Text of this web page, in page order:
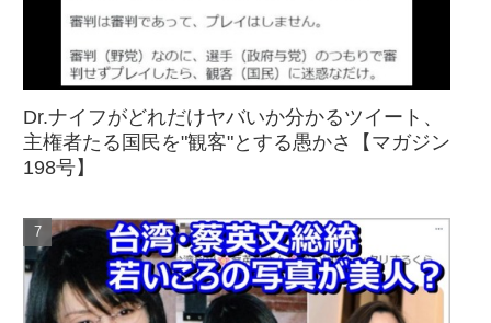
Dr.ナイフがどれだけヤバいか分かるツイート、
主権者たる国民を"観客"とする愚かさ【マガジン
198号】